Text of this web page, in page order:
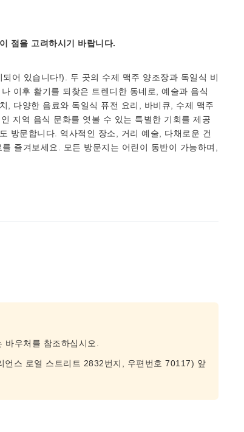
점을 고려하시기 바랍니다.
어 있습니다!). 두 곳의 수제 맥주 양조장과 독일식 비
이후 활기를 되찾은 트렌디한 동네로, 예술과 음식
, 다양한 음료와 독일식 퓨전 요리, 바비큐, 수제 맥주
지역 음식 문화를 엿볼 수 있는 특별한 기회를 제공
방문합니다. 역사적인 장소, 거리 예술, 다채로운 건
즐겨보세요. 모든 방문지는 어린이 동반이 가능하며,
우처를 참조하십시오.
스 로열 스트리트 2832번지, 우편번호 70117) 앞